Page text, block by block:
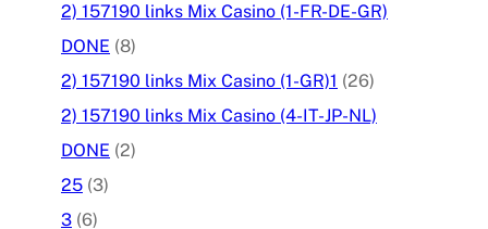
2) 157190 links Mix Casino (1-FR-DE-GR)
DONE (8)
2) 157190 links Mix Casino (1-GR)1 (26)
2) 157190 links Mix Casino (4-IT-JP-NL)
DONE (2)
25 (3)
3 (6)